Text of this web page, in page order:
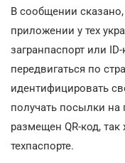
В сообщении
приложении у тех
загранпаспорт или
передвигаться по
идентифицировать
получать посылки на
размещен QR-код,
техпаспорте.